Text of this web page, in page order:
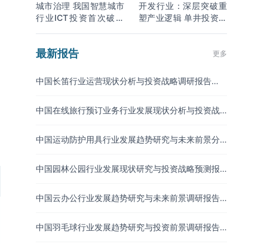
城市治理 我国智慧城市
行业ICT投资首次破万
开发行业：深层突破重
塑产业逻辑 单井投资成
最新报告 更多
中国长笛行业运营现状分析与投资战略调研报告
中国在线旅行预订业务行业发展现状分析与投资战
中国运动防护用具行业发展趋势研究与未来前景分
中国园林公园行业发展现状研究与投资战略预测报
中国云办公行业发展趋势研究与未来前景调研报告
中国羽毛球行业发展趋势研究与投资前景调研报告